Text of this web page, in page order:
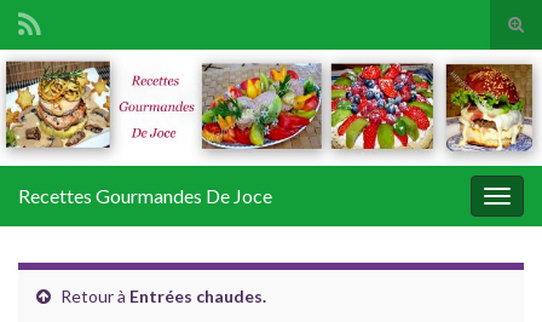
Search for:
Recettes Gourmandes De Joce
Retour à Entrées chaudes.